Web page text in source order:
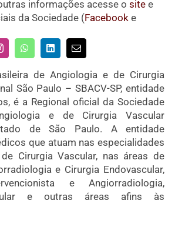
informações acesse o sitee
da Sociedade (Facebooke
de Angiologia e de Cirurgia
São Paulo – SBACV-SP, entidade
é a Regional oficial da Sociedade
e de Cirurgia Vascular
de São Paulo. A entidade
que atuam nas especialidades
Cirurgia Vascular, nas áreas de
e Cirurgia Endovascular,
e Angiorradiologia,
e outras áreas afins às